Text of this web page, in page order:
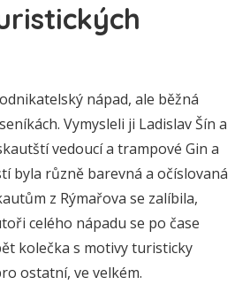
nápad, ale běžná
Vymysleli ji Ladislav Šín a
vedoucí a trampové Gin a
byla různě barevná a očíslovaná
z Rýmařova se zalíbila,
celého nápadu se po čase
kolečka s motivy turisticky
ostatní, ve velkém.